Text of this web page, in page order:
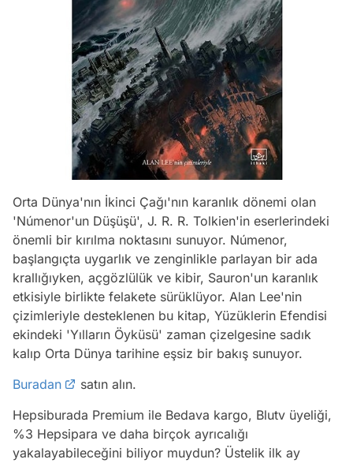
Orta Dünya'nın İkinci Çağı'nın karanlık dönemi olan
'Númenor'un Düşüşü', J. R. R. Tolkien'in eserlerindeki
önemli bir kırılma noktasını sunuyor. Númenor,
başlangıçta uygarlık ve zenginlikle parlayan bir ada
krallığıyken, açgözlülük ve kibir, Sauron'un karanlık
etkisiyle birlikte felakete sürüklüyor. Alan Lee'nin
çizimleriyle desteklenen bu kitap, Yüzüklerin Efendisi
ekindeki 'Yılların Öyküsü' zaman çizelgesine sadık
kalıp Orta Dünya tarihine eşsiz bir bakış sunuyor.
Buradan
satın alın.
Hepsiburada Premium ile Bedava kargo, Blutv üyeliği,
%3 Hepsipara ve daha birçok ayrıcalığı
yakalayabileceğini biliyor muydun? Üstelik ilk ay